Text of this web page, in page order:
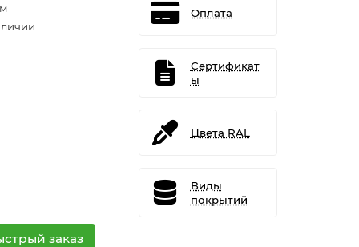
заказ
Оплата
Сертификат
ы
Цвета RAL
Виды
покрытий